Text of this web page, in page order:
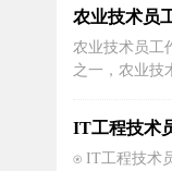
章制度，团结
神，用满腔热
现场施工管理
处，如现场生
农业技术员
农业技术员工
之一，农业技
为农民提供高
详细探讨农业
研、技术培训
IT工程技术
⍟ IT工程技术